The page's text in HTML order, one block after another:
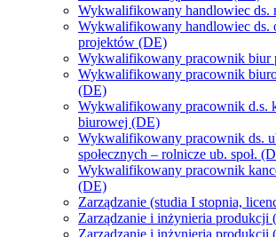
Wykwalifikowany handlowiec ds.
Wykwalifikowany handlowiec ds.
projektów (DE)
Wykwalifikowany pracownik biur
Wykwalifikowany pracownik
(DE)
Wykwalifikowany pracownik d.s.
biurowej (DE)
Wykwalifikowany pracownik ds.
społecznych – rolnicze ub. społ.
Wykwalifikowany pracownik
(DE)
Zarządzanie (studia I stopnia,
Zarządzanie i inżynieria produkcji
Zarządzanie i inżynieria produkcji